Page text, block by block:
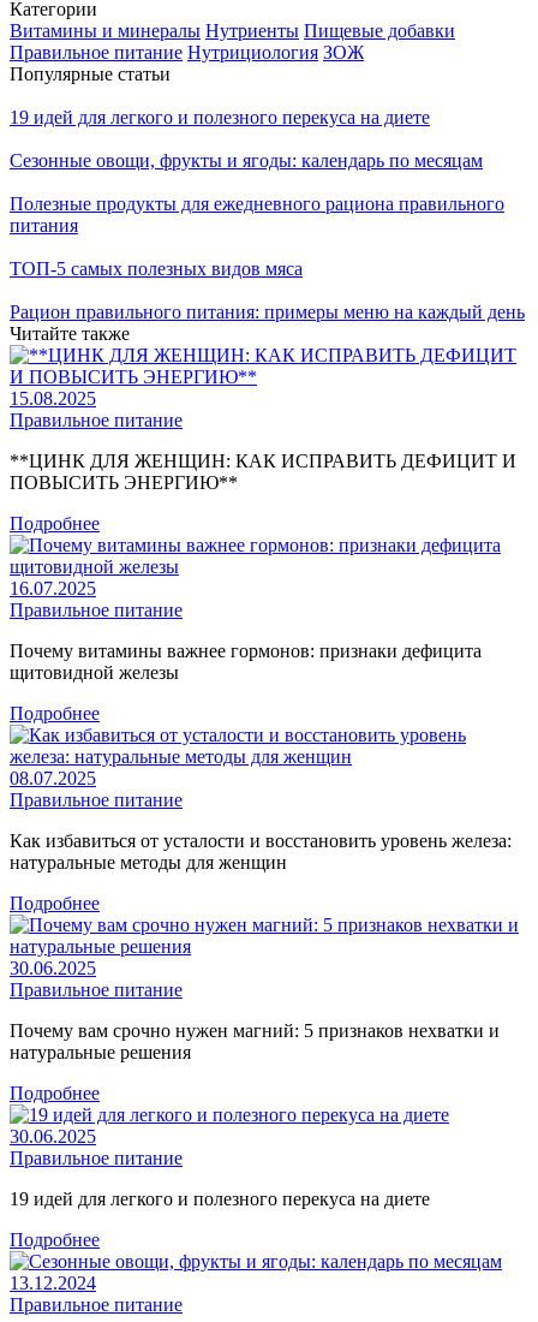
Категории
Витамины и минералы Нутриенты Пищевые добавки
Правильное питание Нутрициология ЗОЖ
Популярные статьи
19 идей для легкого и полезного перекуса на диете
Сезонные овощи, фрукты и ягоды: календарь по месяцам
Полезные продукты для ежедневного рациона правильного
питания
ТОП-5 самых полезных видов мяса
Рацион правильного питания: примеры меню на каждый день
Читайте также
15.08.2025
Правильное питание
**ЦИНК ДЛЯ ЖЕНЩИН: КАК ИСПРАВИТЬ ДЕФИЦИТ И
ПОВЫСИТЬ ЭНЕРГИЮ**
Подробнее
16.07.2025
Правильное питание
Почему витамины важнее гормонов: признаки дефицита
щитовидной железы
Подробнее
08.07.2025
Правильное питание
Как избавиться от усталости и восстановить уровень железа:
натуральные методы для женщин
Подробнее
30.06.2025
Правильное питание
Почему вам срочно нужен магний: 5 признаков нехватки и
натуральные решения
Подробнее
30.06.2025
Правильное питание
19 идей для легкого и полезного перекуса на диете
Подробнее
13.12.2024
Правильное питание